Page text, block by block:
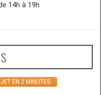
14h à 19h
EN 2 MINUTES